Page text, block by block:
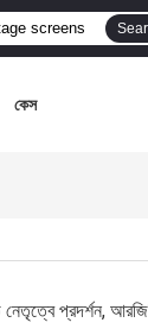
কেস
প্রদর্শন,